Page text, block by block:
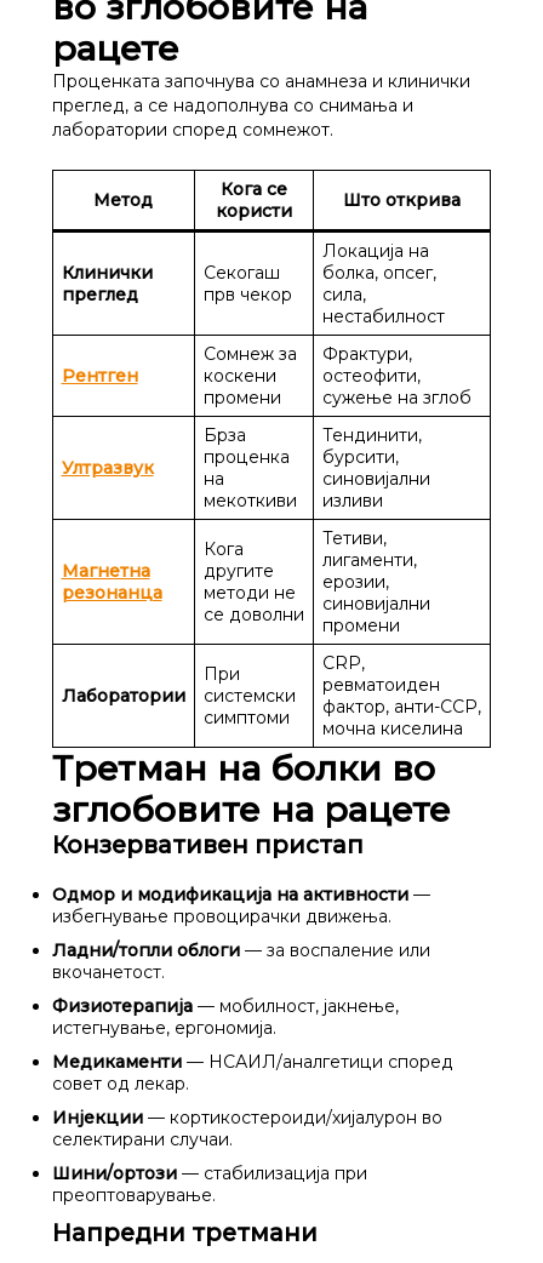
рацете
Проценката започнува со анамнеза и клинички
преглед, а се надополнува со снимања и
лаборатории според сомнежот.
Метод
Кога се
користи
Што открива
Клинички
преглед
Секогаш
прв чекор
Локација на
болка, опсег,
сила,
нестабилност
Рентген
Сомнеж за
коскени
промени
Фрактури,
остеофити,
сужење на зглоб
Ултразвук
Брза
проценка
на
мекоткиви
Тендинити,
бурсити,
синовијални
изливи
Магнетна
резонанца
Кога
другите
методи не
се доволни
Тетиви,
лигаменти,
ерозии,
синовијални
промени
Лаборатории
При
системски
симптоми
CRP,
ревматоиден
фактор, анти-CCP,
мочна киселина
Третман на болки во
зглобовите на рацете
Конзервативен пристап
Одмор и модификација на активности—
избегнување провоцирачки движења.
Ладни/топли облоги— за воспаление или
вкочанетост.
Физиотерапија— мобилност, јакнење,
истегнување, ергономија.
Медикаменти— НСАИЛ/аналгетици според
совет од лекар.
Инјекции— кортикостероиди/хијалурон во
селектирани случаи.
Шини/ортози— стабилизација при
преоптоварување.
Напредни третмани